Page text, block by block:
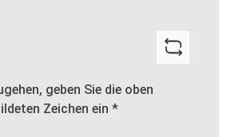
geben Sie die oben
Zeichen ein *